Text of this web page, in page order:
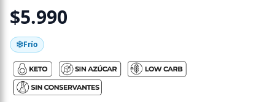
$5.990
Frío